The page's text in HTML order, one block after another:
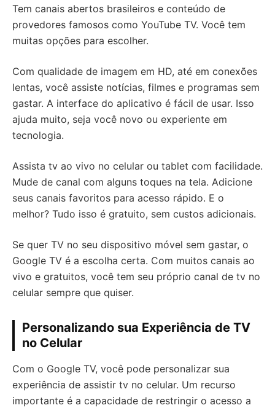
Tem canais abertos brasileiros e conteúdo de
provedores famosos como YouTube TV. Você tem
muitas opções para escolher.
Com qualidade de imagem em HD, até em conexões
lentas, você assiste notícias, filmes e programas sem
gastar. A interface do aplicativo é fácil de usar. Isso
ajuda muito, seja você novo ou experiente em
tecnologia.
Assista tv ao vivo no celular ou tablet com facilidade.
Mude de canal com alguns toques na tela. Adicione
seus canais favoritos para acesso rápido. E o
melhor? Tudo isso é gratuito, sem custos adicionais.
Se quer TV no seu dispositivo móvel sem gastar, o
Google TV é a escolha certa. Com muitos canais ao
vivo e gratuitos, você tem seu próprio canal de tv no
celular sempre que quiser.
Personalizando sua Experiência de TV
no Celular
Com o Google TV, você pode personalizar sua
experiência de assistir tv no celular. Um recurso
importante é a capacidade de restringir o acesso a